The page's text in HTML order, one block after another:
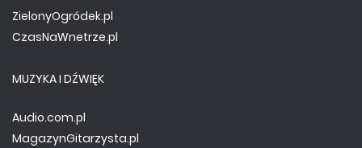
ZielonyOgródek.pl
CzasNaWnetrze.pl
MUZYKA I DŹWIĘK
Audio.com.pl
MagazynGitarzysta.pl